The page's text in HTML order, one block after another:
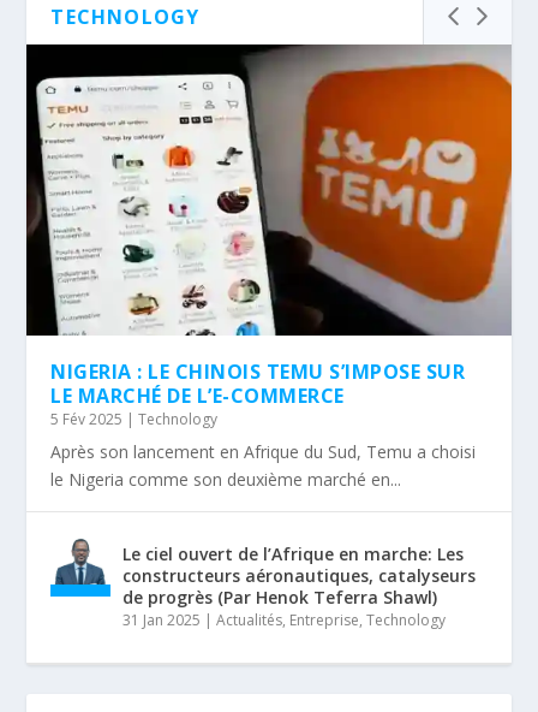
TECHNOLOGY
NIGERIA : LE CHINOIS TEMU S’IMPOSE SUR
LE MARCHÉ DE L’E-COMMERCE
5 Fév 2025 |Technology
Après son lancement en Afrique du Sud, Temu a choisi
le Nigeria comme son deuxième marché en...
Le ciel ouvert de l’Afrique en marche: Les
constructeurs aéronautiques, catalyseurs
de progrès (Par Henok Teferra Shawl)
31 Jan 2025 |Actualités, Entreprise,Technology